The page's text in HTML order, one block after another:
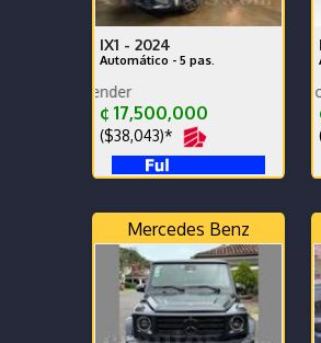
IX1 - 2024
Automático - 5 pas.
Impecable
¢ 17,500,000
($38,043)*
Urge vender Precio más
Mercedes Benz